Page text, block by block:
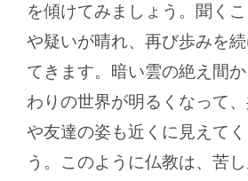
を傾けてみましょう。聞く
や疑いが晴れ、再び歩みを
てきます。暗い雲の絶え間
わりの世界が明るくなって
や友達の姿も近くに見えて
う。このように仏教は、苦